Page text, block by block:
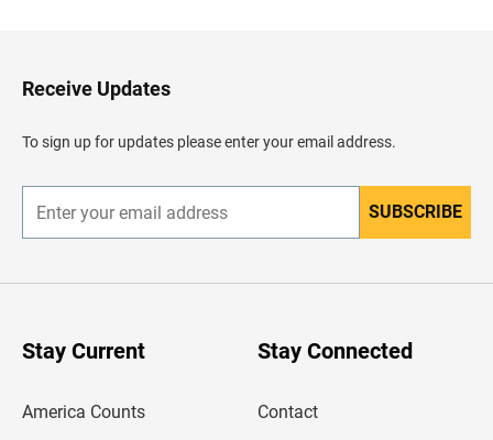
H
e
d
e
Receive Updates
To sign up for updates please enter your email address.
n
r
SUBSCRIBE
Stay Current
America Counts
Stay Connected
Contact